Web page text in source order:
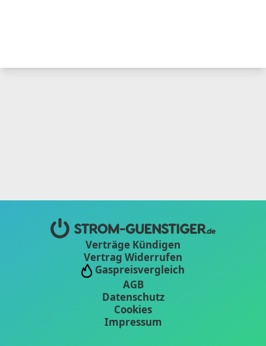
Verträge Kündigen
Vertrag Widerrufen
Gaspreisvergleich
AGB
Datenschutz
Cookies
Impressum